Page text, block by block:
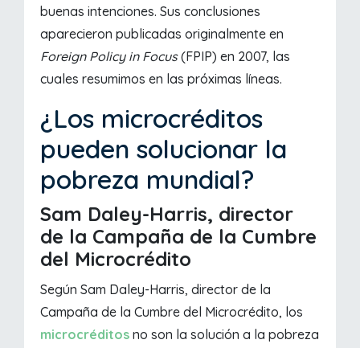
buenas intenciones. Sus conclusiones
aparecieron publicadas originalmente en
Foreign Policy in Focus(FPIP) en 2007, las
cuales resumimos en las próximas líneas.
¿Los microcréditos
pueden solucionar la
pobreza mundial?
Sam Daley-Harris, director
de la Campaña de la Cumbre
del Microcrédito
Según Sam Daley-Harris, director de la
Campaña de la Cumbre del Microcrédito, los
microcréditos no son la solución a la pobreza